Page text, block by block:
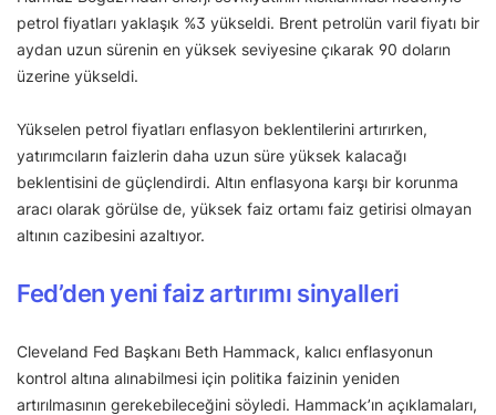
petrol fiyatları yaklaşık %3 yükseldi. Brent petrolün varil fiyatı bir
aydan uzun sürenin en yüksek seviyesine çıkarak 90 doların
üzerine yükseldi.
Yükselen petrol fiyatları enflasyon beklentilerini artırırken,
yatırımcıların faizlerin daha uzun süre yüksek kalacağı
beklentisini de güçlendirdi. Altın enflasyona karşı bir korunma
aracı olarak görülse de, yüksek faiz ortamı faiz getirisi olmayan
altının cazibesini azaltıyor.
Fed’den yeni faiz artırımı sinyalleri
Cleveland Fed Başkanı Beth Hammack, kalıcı enflasyonun
kontrol altına alınabilmesi için politika faizinin yeniden
artırılmasının gerekebileceğini söyledi. Hammack’ın açıklamaları,